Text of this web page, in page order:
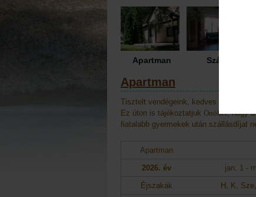
Apartman
Apartman
Tisztelt vendégeink, kedves szülők,
Ez úton is tájékoztatjuk Önöket, hogy
fiatalabb gyermekek után szállásdíjat
Apartman
2026. év
jan. 1 -
Éjszakák
H, K,